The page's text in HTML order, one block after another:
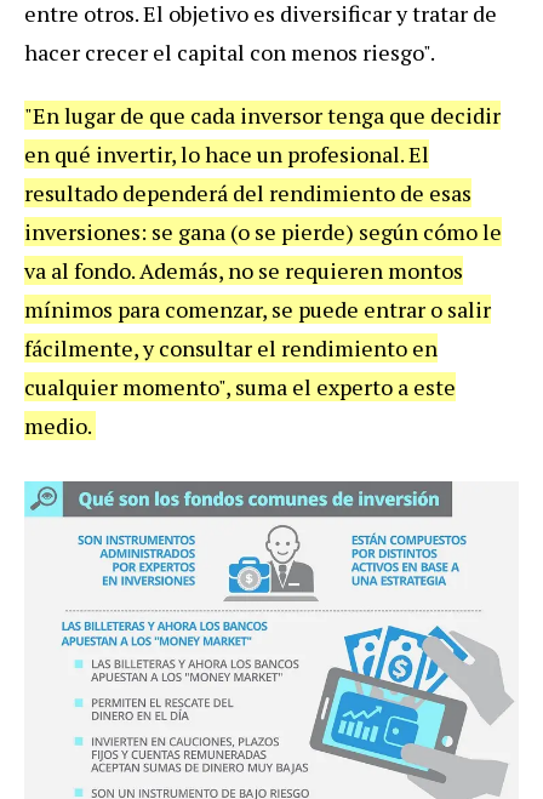
entre otros. El objetivo es diversificar y tratar de
hacer crecer el capital con menos riesgo".
"En lugar de que cada inversor tenga que decidir
en qué invertir, lo hace un profesional. El
resultado dependerá del rendimiento de esas
inversiones: se gana (o se pierde) según cómo le
va al fondo. Además, no se requieren montos
mínimos para comenzar, se puede entrar o salir
fácilmente, y consultar el rendimiento en
cualquier momento", suma el experto a este
medio.